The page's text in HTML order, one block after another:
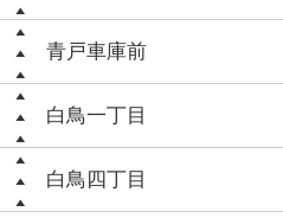
青戸車庫前
白鳥一丁目
白鳥四丁目